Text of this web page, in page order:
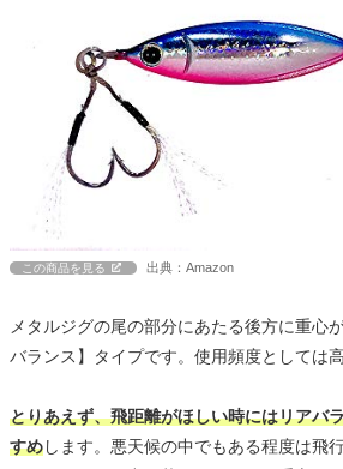
この商品を見る 出典：Amazon
メタルジグの尾の部分にあたる後方に重心
バランス】タイプです。使用頻度としては
とりあえず、飛距離がほしい時にはリアバ
すめします。悪天候の中でもある程度は飛